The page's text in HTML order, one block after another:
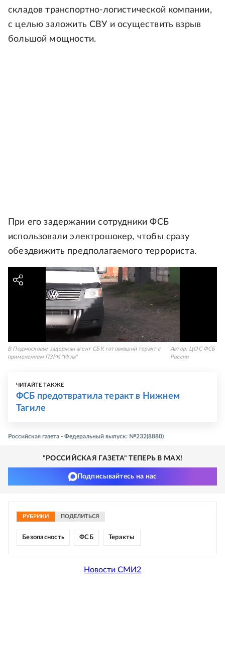
складов транспортно-логистической компании,
с целью заложить СВУ и осуществить взрыв
большой мощности.
При его задержании сотрудники ФСБ
использовали электрошокер, чтобы сразу
обездвижить предполагаемого террориста.
В Подмосковье задержан агент СБУ, готовивший теракт с
применением ПЗРК "Игла"
Автор: ЦОС ФСБ
России
ЧИТАЙТЕ ТАКЖЕ
ФСБ предотвратила теракт в Нижнем
Тагиле
Российская газета - Федеральный выпуск: №232(8880)
"РОССИЙСКАЯ ГАЗЕТА" ТЕПЕРЬ В MAX!
Подписывайтесь на нас
РУБРИКИ ПОДЕЛИТЬСЯ
Безопасность ФСБ Теракты
Новости СМИ2